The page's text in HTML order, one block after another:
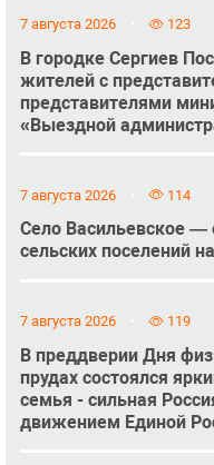
7 августа 2026 123
В городке Сергиев
жителей с
представителями
«Выездной
7 августа 2026 114
Село Васильевское
сельских поселений
7 августа 2026 119
В преддверии Дня
прудах состоялся
семья - сильная
движением Единой